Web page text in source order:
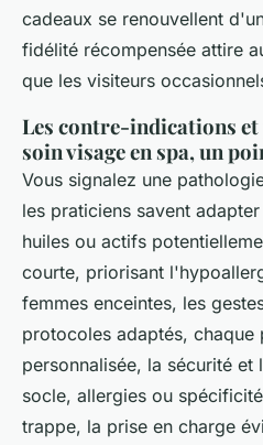
cadeaux se renouvellent
fidélité récompensée attire
que les visiteurs
Les contre-indications
soin visage en spa, un
Vous signalez une
les praticiens savent
huiles ou actifs
courte, priorisant
femmes enceintes, les
protocoles adaptés,
personnalisée, la sécurité
socle, allergies ou
trappe, la prise en charge